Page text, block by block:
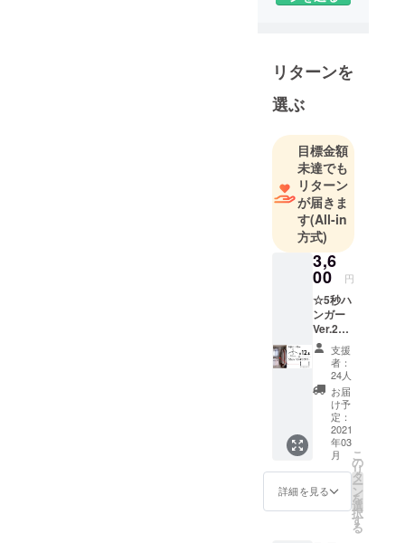
なり楽しく
ウキウキす
る日を過ご
せるような
商品を皆様
にお届けす
ることを目
指しており
ます。是非
この機会に
使ってみて
頂ければ幸
いです。ど
うぞ、宜し
くお願い申
し上げま
リターンを
選ぶ
目標金額
未達でも
リターン
が届きま
す(All-in
方式)
3,6
00 円
☆5秒ハ
ンガー
Ver.2×1
2セット
+ハンギ
ング
バー
(35cm)
×1個 ☆
販売予
定価
格：
3620円
+880円
＝4500
円（税
支援
者：
24人
お届
け予
定：
2021
年03
月
詳細を見る
こ
の
リ
タ
ー
ン
を
選
択
す
る